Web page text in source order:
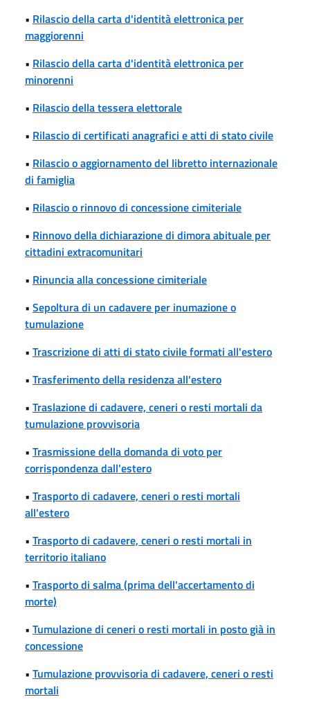
• Rilascio della carta d'identità elettronica per
maggiorenni
• Rilascio della carta d'identità elettronica per
minorenni
• Rilascio della tessera elettorale
• Rilascio di certificati anagrafici e atti di stato civile
• Rilascio o aggiornamento del libretto internazionale
di famiglia
• Rilascio o rinnovo di concessione cimiteriale
• Rinnovo della dichiarazione di dimora abituale per
cittadini extracomunitari
• Rinuncia alla concessione cimiteriale
• Sepoltura di un cadavere per inumazione o
tumulazione
• Trascrizione di atti di stato civile formati all'estero
• Trasferimento della residenza all'estero
• Traslazione di cadavere, ceneri o resti mortali da
tumulazione provvisoria
• Trasmissione della domanda di voto per
corrispondenza dall'estero
• Trasporto di cadavere, ceneri o resti mortali
all'estero
• Trasporto di cadavere, ceneri o resti mortali in
territorio italiano
• Trasporto di salma (prima dell'accertamento di
morte)
• Tumulazione di ceneri o resti mortali in posto già in
concessione
• Tumulazione provvisoria di cadavere, ceneri o resti
mortali